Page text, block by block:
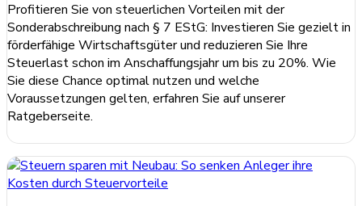
Profitieren Sie von steuerlichen Vorteilen mit der
Sonderabschreibung nach § 7 EStG: Investieren Sie gezielt in
förderfähige Wirtschaftsgüter und reduzieren Sie Ihre
Steuerlast schon im Anschaffungsjahr um bis zu 20%. Wie
Sie diese Chance optimal nutzen und welche
Voraussetzungen gelten, erfahren Sie auf unserer
Ratgeberseite.
weiterlesen ...